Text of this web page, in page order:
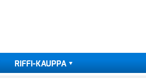
RIFFI-KAUPPA